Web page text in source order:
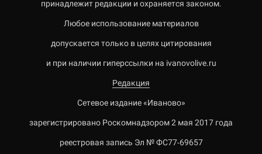
принадлежит редакции и охраняется законом.
Любое использование материалов
допускается только в целях цитирования
и при наличии гиперссылки на ivanovolive.ru
Редакция
Сетевое издание «Иваново»
зарегистрировано Роскомнадзором 2 мая 2017 года
реестровая запись Эл № ФС77-69657